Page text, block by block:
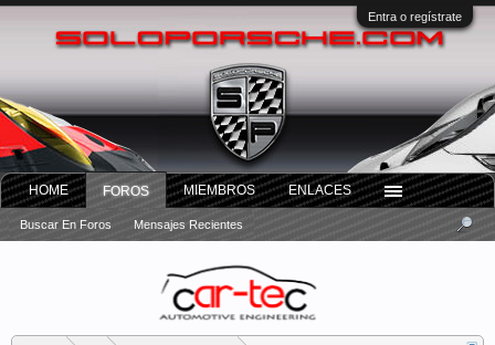
Entra o regístrate
HOME FOROS
Buscar En Foros Mensajes Recientes
MIEMBROS ENLACES